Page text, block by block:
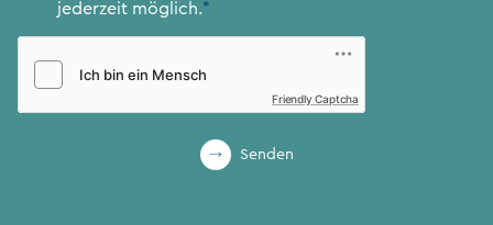
jederzeit möglich.*
Friendly Captcha
Senden